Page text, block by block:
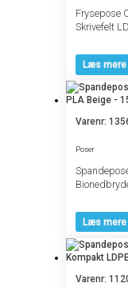
Frysepose
Skrivefelt
Læs mere
Varenr:
Poser
Læs mere
Varenr: